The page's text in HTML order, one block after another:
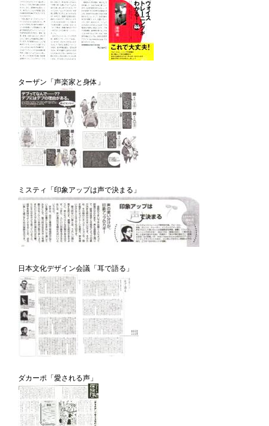
ターザン「声楽家と身体」
ミスティ「印象アップは声で決まる」
日本文化デザイン会議「耳で語る」
ダカーポ「愛される声」